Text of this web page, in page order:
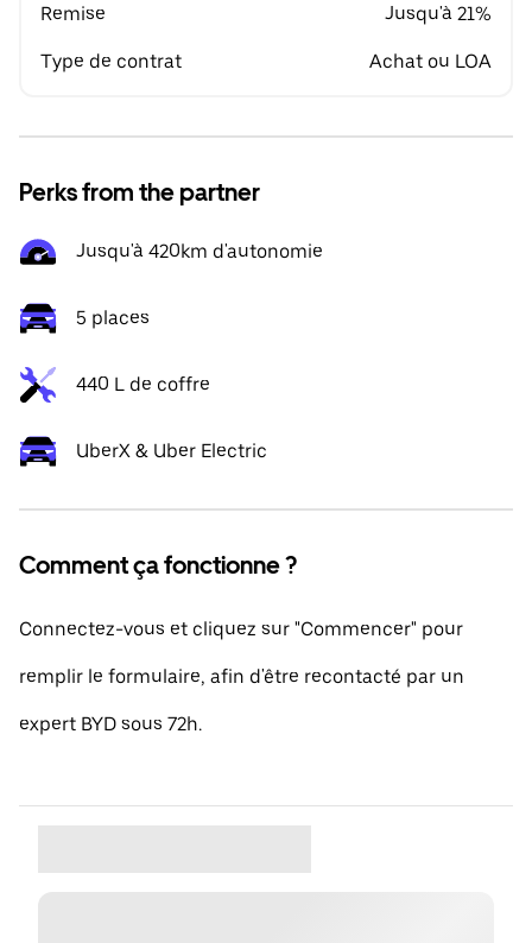
Remise Jusqu'à 21%
Type de contrat Achat ou LOA
Perks from the partner
Jusqu'à 420km d'autonomie
5 places
440 L de coffre
UberX & Uber Electric
Comment ça fonctionne ?
Connectez-vous et cliquez sur "Commencer" pour
remplir le formulaire, afin d'être recontacté par un
expert BYD sous 72h.